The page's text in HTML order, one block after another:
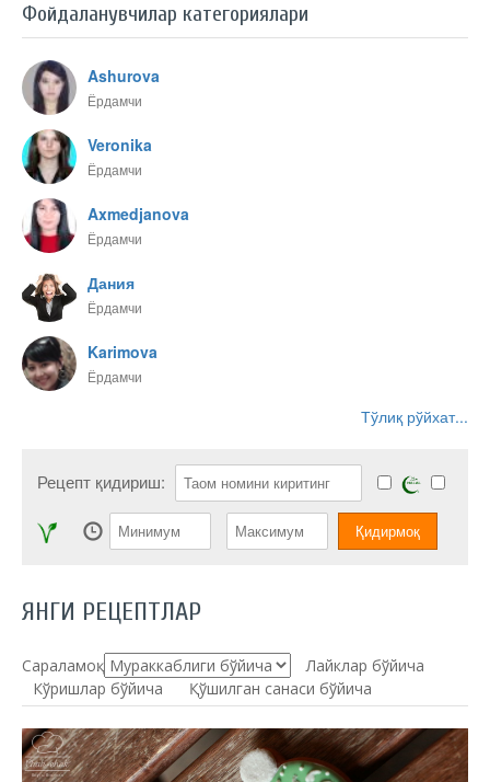
Фойдаланувчилар категориялари
Ashurova
Ёрдамчи
Veronika
Ёрдамчи
Axmedjanova
Ёрдамчи
Дания
Ёрдамчи
Karimova
Ёрдамчи
Тўлиқ рўйхат...
Рецепт қидириш:
ЯНГИ РЕЦЕПТЛАР
Сараламоқ:
Лайклар бўйича
Кўришлар бўйича
Қўшилган санаси бўйича